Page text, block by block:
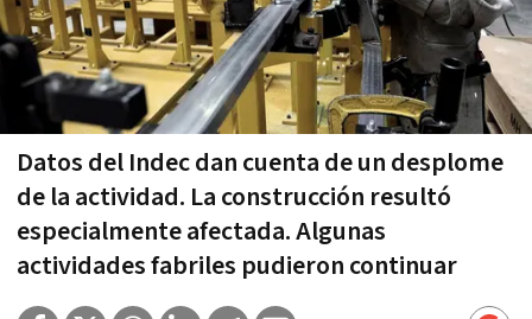
Datos del Indec dan cuenta de un desplome
de la actividad. La construcción resultó
especialmente afectada. Algunas
actividades fabriles pudieron continuar